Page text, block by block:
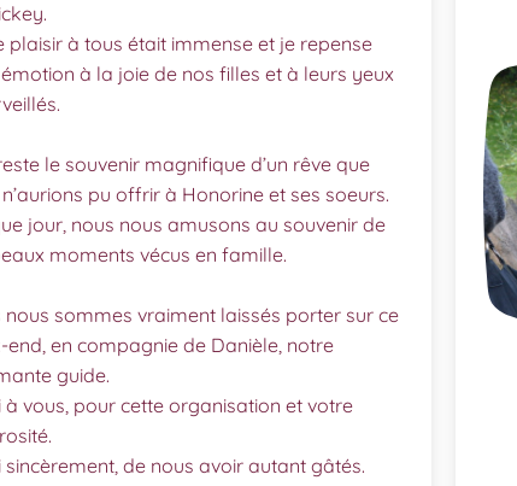
plaisir à tous était immense et je repense
à la joie de nos filles et à leurs yeux
le souvenir magnifique d’un rêve que
pu offrir à Honorine et ses soeurs.
jour, nous nous amusons au souvenir de
moments vécus en famille.
nous sommes vraiment laissés porter sur ce
end, en compagnie de Danièle, notre
guide.
à vous, pour cette organisation et votre
sincèrement, de nous avoir autant gâtés.